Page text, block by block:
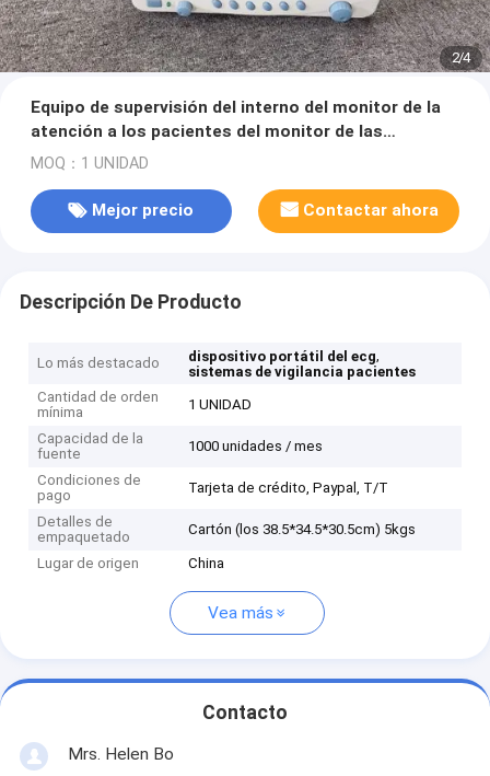
2/4
Equipo de supervisión del interno del monitor de la
atención a los pacientes del monitor de las
muestras vitales de Digitaces con el monitor
MOQ：1 UNIDAD
Mejor precio Contactar ahora
Descripción De Producto
Lo más destacado dispositivo portátil del ecg,
sistemas de vigilancia pacientes
Cantidad de orden
mínima
1 UNIDAD
Capacidad de la
fuente
1000 unidades / mes
Condiciones de
pago
Tarjeta de crédito, Paypal, T/T
Detalles de
empaquetado
Cartón (los 38.5*34.5*30.5cm) 5kgs
Lugar de origen China
Vea más
Contacto
Mrs. Helen Bo